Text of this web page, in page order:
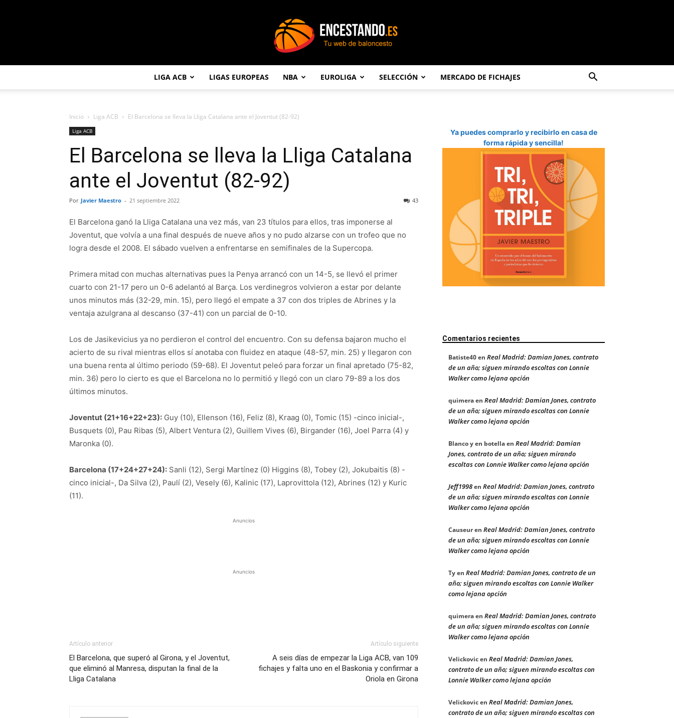
LIGA ACB LIGAS EUROPEAS NBA EUROLIGA SELECCIÓN MERCADO DE FICHAJES
Inicio Liga ACB El Barcelona se lleva la Lliga Catalana ante el Joventut (82-92)
Liga ACB
El Barcelona se lleva la Lliga Catalana
ante el Joventut (82-92)
Por Javier Maestro - 21 septiembre 2022 43
El Barcelona ganó la Lliga Catalana una vez más, van 23 títulos para ellos, tras imponerse al
Joventut, que volvía a una final después de nueve años y no pudo alzarse con un trofeo que no
logra desde el 2008. El sábado vuelven a enfrentarse en semifinales de la Supercopa.
Primera mitad con muchas alternativas pues la Penya arrancó con un 14-5, se llevó el primer
cuarto con 21-17 pero un 0-6 adelantó al Barça. Los verdinegros volvieron a estar por delante
unos minutos más (32-29, min. 15), pero llegó el empate a 37 con dos triples de Abrines y la
ventaja azulgrana al descanso (37-41) con un parcial de 0-10.
Los de Jasikevicius ya no perdieron el control del encuentro. Con su defensa bajaron mucho el
acierto de su rival mientras ellos sí anotaba con fluidez en ataque (48-57, min. 25) y llegaron con
una buena renta al último periodo (59-68). El Joventut peleó para forzar un final apretado (75-82,
min. 36) pero lo cierto es que el Barcelona no lo permitió y llegó con un claro 79-89 a los dos
últimos minutos.
Joventut (21+16+22+23): Guy (10), Ellenson (16), Feliz (8), Kraag (0), Tomic (15) -cinco inicial-,
Busquets (0), Pau Ribas (5), Albert Ventura (2), Guillem Vives (6), Birgander (16), Joel Parra (4) y
Maronka (0).
Barcelona (17+24+27+24): Sanli (12), Sergi Martínez (0) Higgins (8), Tobey (2), Jokubaitis (8) -
cinco inicial-, Da Silva (2), Paulí (2), Vesely (6), Kalinic (17), Laprovittola (12), Abrines (12) y Kuric
(11).
Anuncios
Anuncios
Artículo anterior
El Barcelona, que superó al Girona, y el Joventut,
que eliminó al Manresa, disputan la final de la
Lliga Catalana
Artículo siguiente
A seis días de empezar la Liga ACB, van 109
fichajes y falta uno en el Baskonia y confirmar a
Oriola en Girona
Ya puedes comprarlo y recibirlo en casa de
forma rápida y sencilla!
Comentarios recientes
Batiste40en Real Madrid: Damian Jones, contrato
de un año; siguen mirando escoltas con Lonnie
Walker como lejana opción
quimeraen Real Madrid: Damian Jones, contrato
de un año; siguen mirando escoltas con Lonnie
Walker como lejana opción
Blanco y en botellaen Real Madrid: Damian
Jones, contrato de un año; siguen mirando
escoltas con Lonnie Walker como lejana opción
Jeff1998en Real Madrid: Damian Jones, contrato
de un año; siguen mirando escoltas con Lonnie
Walker como lejana opción
Causeuren Real Madrid: Damian Jones, contrato
de un año; siguen mirando escoltas con Lonnie
Walker como lejana opción
Tyen Real Madrid: Damian Jones, contrato de un
año; siguen mirando escoltas con Lonnie Walker
como lejana opción
quimeraen Real Madrid: Damian Jones, contrato
de un año; siguen mirando escoltas con Lonnie
Walker como lejana opción
Velickovicen Real Madrid: Damian Jones,
contrato de un año; siguen mirando escoltas con
Lonnie Walker como lejana opción
Velickovicen Real Madrid: Damian Jones,
contrato de un año; siguen mirando escoltas con